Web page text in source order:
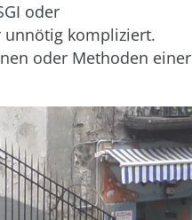
oder
unnötig kompliziert.
oder Methoden einer